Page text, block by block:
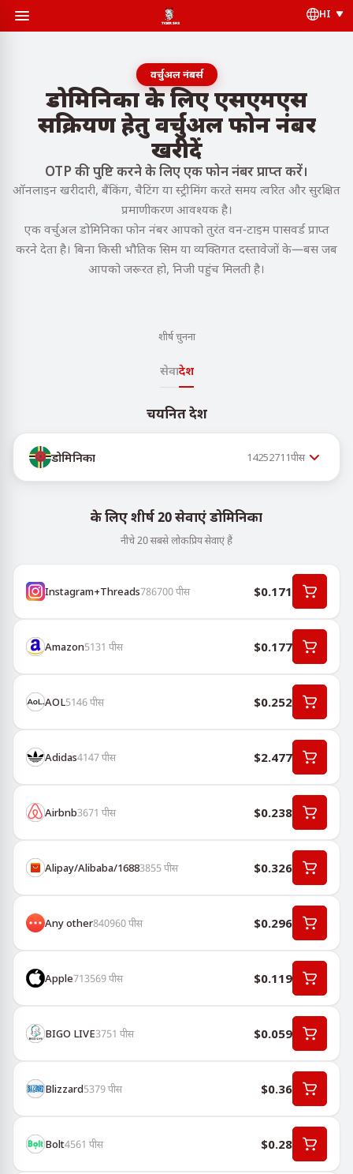
HI
वर्चुअल नंबर्स
डोमिनिका के लिए एसएमएस
सक्रियण हेतु वर्चुअल फोन नंबर
खरीदें
OTP की पुष्टि करने के लिए एक फोन नंबर प्राप्त करें।
ऑनलाइन खरीदारी, बैंकिंग, चैटिंग या स्ट्रीमिंग करते समय त्वरित और सुरक्षित
प्रमाणीकरण आवश्यक है।
एक वर्चुअल डोमिनिका फोन नंबर आपको तुरंत वन-टाइम पासवर्ड प्राप्त
करने देता है। बिना किसी भौतिक सिम या व्यक्तिगत दस्तावेजों के—बस जब
आपको जरूरत हो, निजी पहुंच मिलती है।
शीर्ष चुनना
सेवादेश
चयनित देश
डोमिनिका 14252711पीस
के लिए शीर्ष 20 सेवाएं डोमिनिका
नीचे 20 सबसे लोकप्रिय सेवाएं हैं
Instagram+Threads786700पीस $0.171
Amazon5131 पीस $0.177
AOL5146पीस $0.252
Adidas4147पीस $2.477
Airbnb3671 पीस $0.238
Alipay/Alibaba/16883855पीस $0.326
Any other840960पीस $0.296
Apple713569पीस $0.119
BIGO LIVE3751 पीस $0.059
Blizzard5379पीस $0.36
Bolt4561 पीस $0.28